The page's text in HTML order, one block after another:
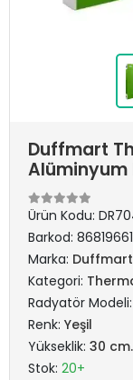
Duffmart
Ürün Kodu:
Barkod:
Marka: Duffmart
Kategori:
Radyatör Modeli:
Renk: Yeşil
Yükseklik: 30 cm.
Stok: 20+